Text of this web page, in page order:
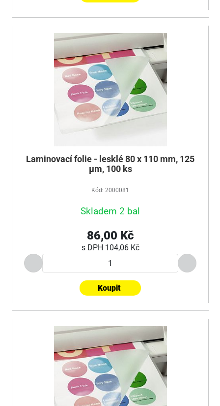
Laminovací folie - lesklé 80 x 110 mm, 125
µm, 100 ks
Kód: 2000081
Skladem 2 bal
86,00 Kč
s DPH 104,06 Kč
Koupit